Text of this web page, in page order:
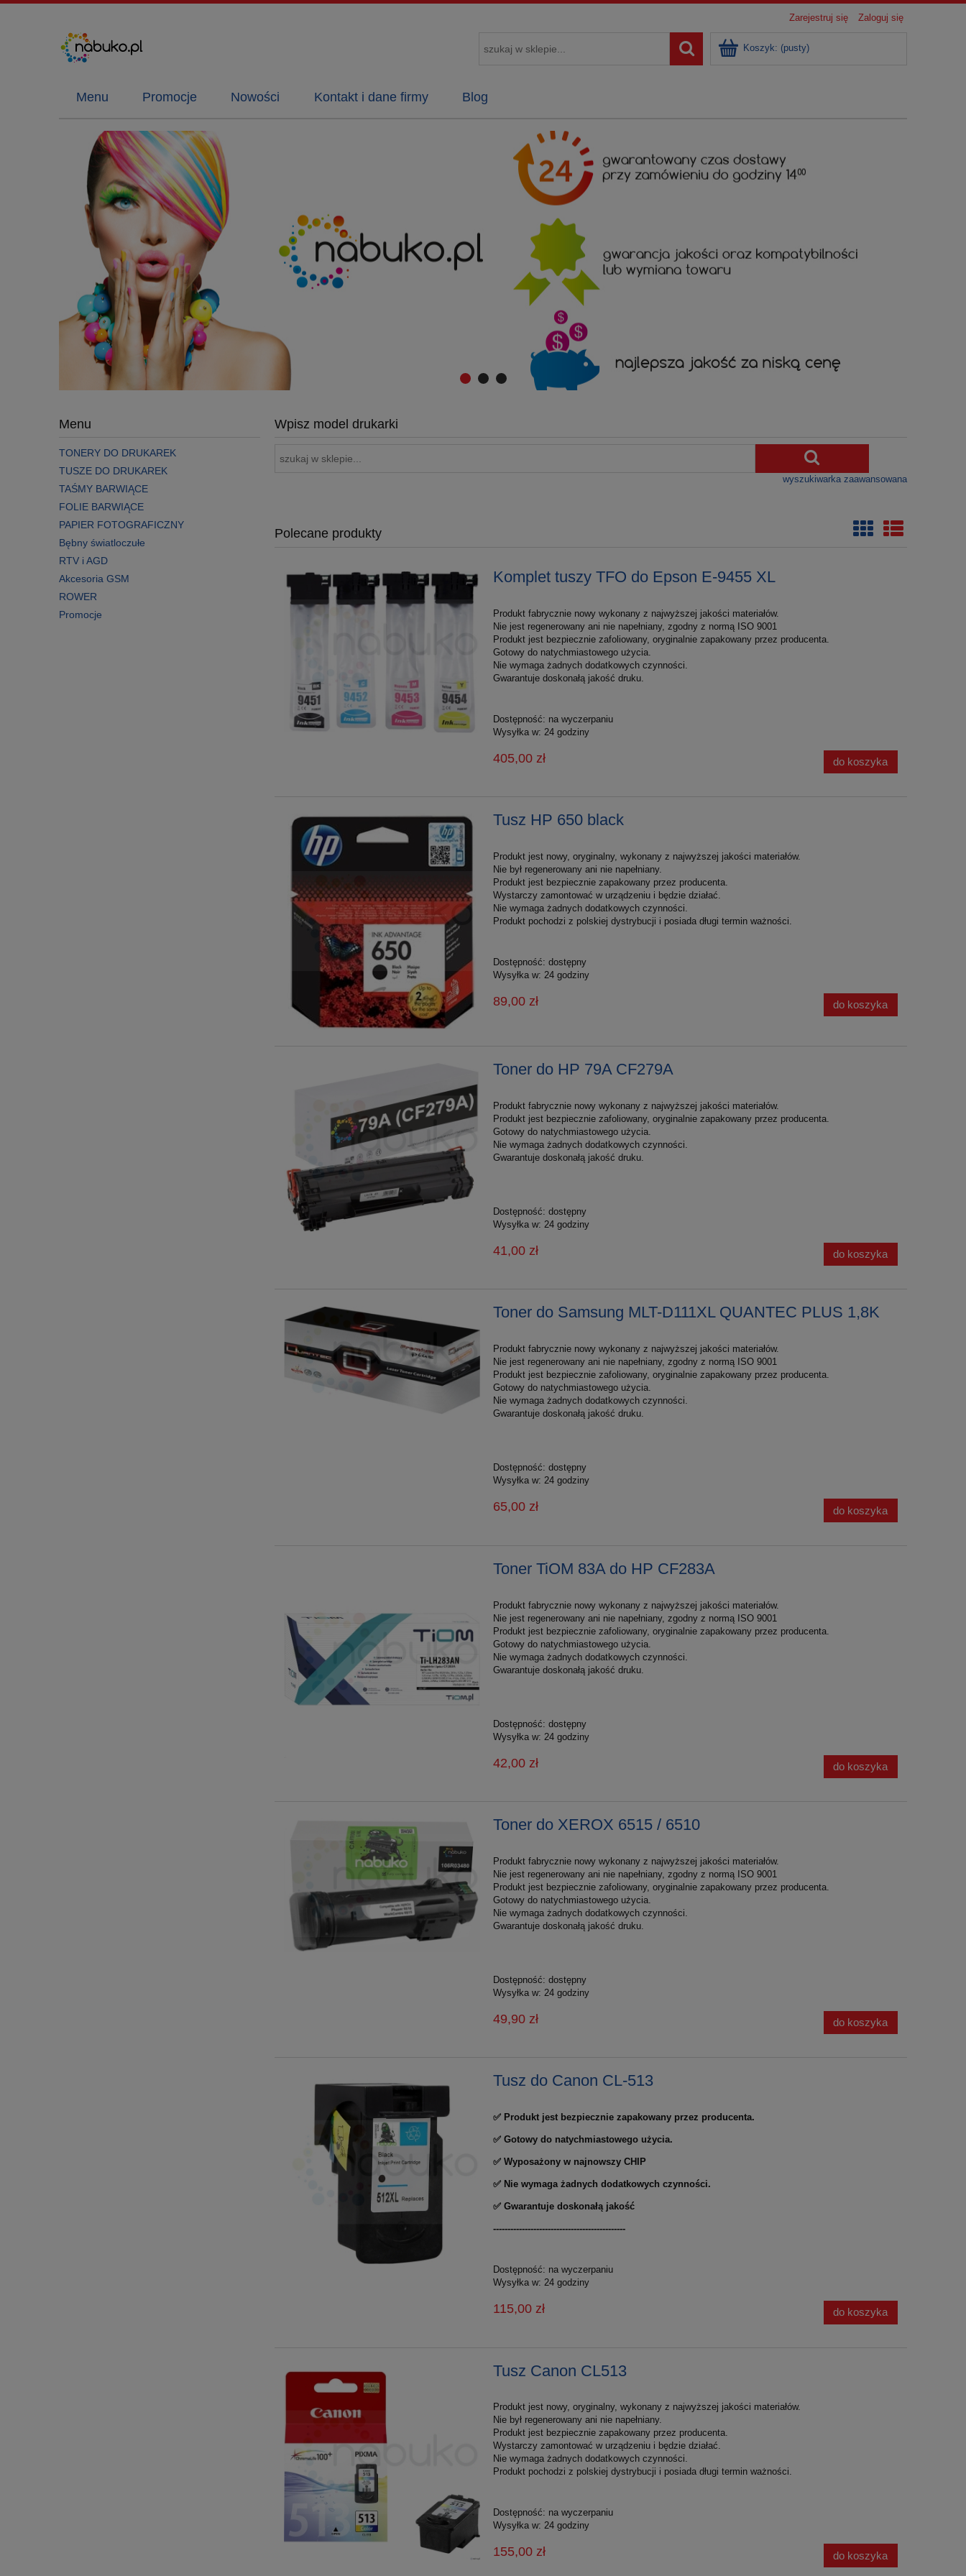
Zarejestruj się Zaloguj się
Koszyk: (pusty)
Menu Promocje Nowości Kontakt i dane firmy Blog
Menu
TONERY DO DRUKAREK
TUSZE DO DRUKAREK
TAŚMY BARWIĄCE
FOLIE BARWIĄCE
PAPIER FOTOGRAFICZNY
Bębny światloczułe
RTV i AGD
Akcesoria GSM
ROWER
Promocje
Wpisz model drukarki
wyszukiwarka zaawansowana
Polecane produkty
Komplet tuszy TFO do Epson E-9455 XL
Produkt fabrycznie nowy wykonany z najwyższej jakości materiałów.
Nie jest regenerowany ani nie napełniany, zgodny z normą ISO 9001
Produkt jest bezpiecznie zafoliowany, oryginalnie zapakowany przez producenta.
Gotowy do natychmiastowego użycia.
Nie wymaga żadnych dodatkowych czynności.
Gwarantuje doskonałą jakość druku.
Dostępność: na wyczerpaniu
Wysyłka w: 24 godziny
405,00 zł do koszyka
Tusz HP 650 black
Produkt jest nowy, oryginalny, wykonany z najwyższej jakości materiałów.
Nie był regenerowany ani nie napełniany.
Produkt jest bezpiecznie zapakowany przez producenta.
Wystarczy zamontować w urządzeniu i będzie działać.
Nie wymaga żadnych dodatkowych czynności.
Produkt pochodzi z polskiej dystrybucji i posiada długi termin ważności.
Dostępność: dostępny
Wysyłka w: 24 godziny
89,00 zł do koszyka
Toner do HP 79A CF279A
Produkt fabrycznie nowy wykonany z najwyższej jakości materiałów.
Produkt jest bezpiecznie zafoliowany, oryginalnie zapakowany przez producenta.
Gotowy do natychmiastowego użycia.
Nie wymaga żadnych dodatkowych czynności.
Gwarantuje doskonałą jakość druku.
Dostępność: dostępny
Wysyłka w: 24 godziny
41,00 zł do koszyka
Toner do Samsung MLT-D111XL QUANTEC PLUS 1,8K
Produkt fabrycznie nowy wykonany z najwyższej jakości materiałów.
Nie jest regenerowany ani nie napełniany, zgodny z normą ISO 9001
Produkt jest bezpiecznie zafoliowany, oryginalnie zapakowany przez producenta.
Gotowy do natychmiastowego użycia.
Nie wymaga żadnych dodatkowych czynności.
Gwarantuje doskonałą jakość druku.
Dostępność: dostępny
Wysyłka w: 24 godziny
65,00 zł do koszyka
Toner TiOM 83A do HP CF283A
Produkt fabrycznie nowy wykonany z najwyższej jakości materiałów.
Nie jest regenerowany ani nie napełniany, zgodny z normą ISO 9001
Produkt jest bezpiecznie zafoliowany, oryginalnie zapakowany przez producenta.
Gotowy do natychmiastowego użycia.
Nie wymaga żadnych dodatkowych czynności.
Gwarantuje doskonałą jakość druku.
Dostępność: dostępny
Wysyłka w: 24 godziny
42,00 zł do koszyka
Toner do XEROX 6515 / 6510
Produkt fabrycznie nowy wykonany z najwyższej jakości materiałów.
Nie jest regenerowany ani nie napełniany, zgodny z normą ISO 9001
Produkt jest bezpiecznie zafoliowany, oryginalnie zapakowany przez producenta.
Gotowy do natychmiastowego użycia.
Nie wymaga żadnych dodatkowych czynności.
Gwarantuje doskonałą jakość druku.
Dostępność: dostępny
Wysyłka w: 24 godziny
49,90 zł do koszyka
Tusz do Canon CL-513
✅ Produkt jest bezpiecznie zapakowany przez producenta.
✅ Gotowy do natychmiastowego użycia.
✅ Wyposażony w najnowszy CHIP
✅ Nie wymaga żadnych dodatkowych czynności.
✅ Gwarantuje doskonałą jakość
----------------------------------------------
Dostępność: na wyczerpaniu
Wysyłka w: 24 godziny
115,00 zł do koszyka
Tusz Canon CL513
Produkt jest nowy, oryginalny, wykonany z najwyższej jakości materiałów.
Nie był regenerowany ani nie napełniany.
Produkt jest bezpiecznie zapakowany przez producenta.
Wystarczy zamontować w urządzeniu i będzie działać.
Nie wymaga żadnych dodatkowych czynności.
Produkt pochodzi z polskiej dystrybucji i posiada długi termin ważności.
Dostępność: na wyczerpaniu
Wysyłka w: 24 godziny
155,00 zł do koszyka